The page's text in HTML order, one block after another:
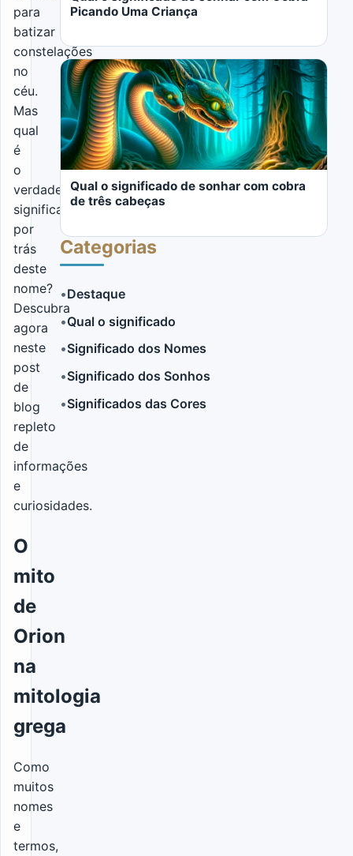
para
batizar
constelações
no
céu.
Mas
qual
é
o
verdadeiro
significado
por
trás
deste
nome?
Descubra
agora
neste
post
de
blog
repleto
de
informações
e
curiosidades.
O
mito
de
Orion
na
mitologia
grega
Como
muitos
nomes
e
termos,
Picando Uma Criança
LER MAIS
Qual o significado de sonhar com cobra
de três cabeças
LER MAIS
Categorias
•Destaque
•Qual o significado
•Significado dos Nomes
•Significado dos Sonhos
•Significados das Cores